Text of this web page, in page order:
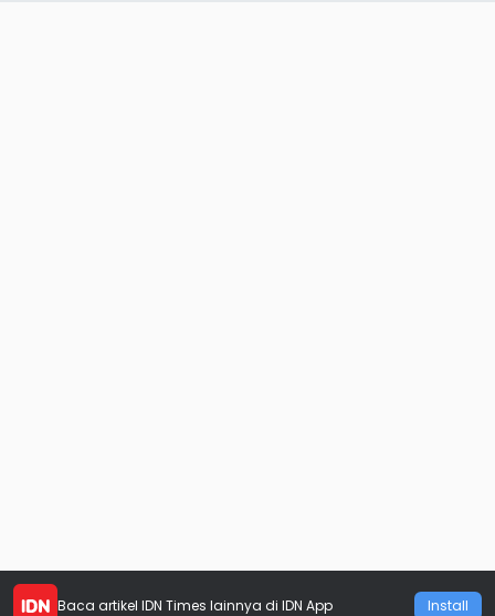
Baca artikel IDN Times lainnya di IDN App Install